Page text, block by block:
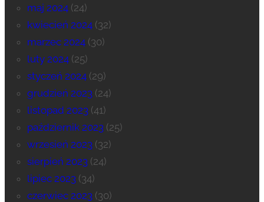
maj 2024(24)
kwiecień 2024(32)
marzec 2024(30)
luty 2024(25)
styczeń 2024(29)
grudzień 2023 (24)
listopad 2023 (41)
październik 2023 (25)
wrzesień 2023 (32)
sierpień 2023 (24)
lipiec 2023 (34)
czerwiec 2023 (30)